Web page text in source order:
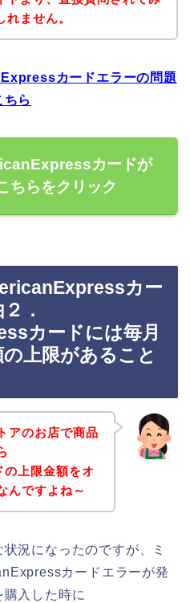
れません。
カードエラーの問題
ら
カードが
ちらをクリック
カー
．
カードには毎月
上限があること
アのお店で商品
上限金額をオ
んですよね～
況になったのですが、ミ
カードエラーが発
入した時に